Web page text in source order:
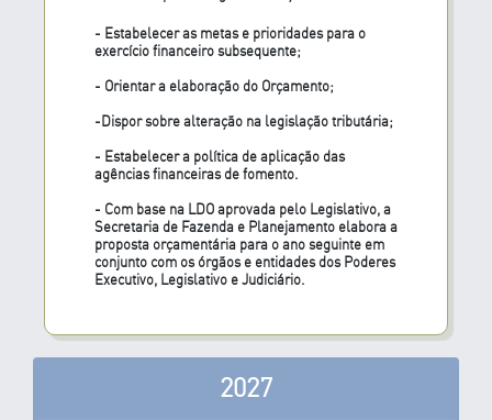
- Estabelecer as metas e prioridades para o
exercício financeiro subsequente;
- Orientar a elaboração do Orçamento;
-Dispor sobre alteração na legislação tributária;
- Estabelecer a política de aplicação das
agências financeiras de fomento.
- Com base na LDO aprovada pelo Legislativo, a
Secretaria de Fazenda e Planejamento elabora a
proposta orçamentária para o ano seguinte em
conjunto com os órgãos e entidades dos Poderes
Executivo, Legislativo e Judiciário.
2027